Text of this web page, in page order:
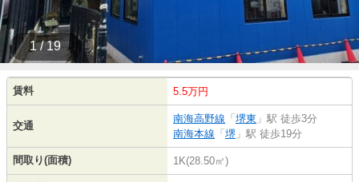
1 / 19
賃料 5.5万円
交通
南海高野線 「 堺東 」駅 徒歩3分
南海本線 「 堺 」駅 徒歩19分
間取り(面積) 1K(28.50㎡)